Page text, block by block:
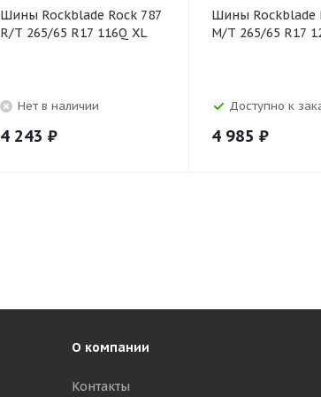
Шины Rockblade Rock 787
R/T 265/65 R17 116Q XL
Нет в наличии
4 243 ₽
Шины Rockblade
M/T 265/65 R17
Доступно к
4 985 ₽
О компании
Контакты